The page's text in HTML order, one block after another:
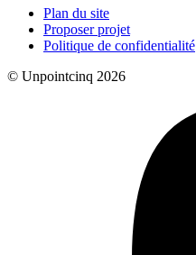
Plan du site
Proposer projet
Politique de confidentialité
© Unpointcinq 2026